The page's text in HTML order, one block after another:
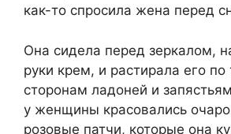
как-то спросила жена перед
Она сидела перед зеркалом,
руки крем, и растирала его
сторонам ладоней и
у женщины красовались
розовые патчи, которые она